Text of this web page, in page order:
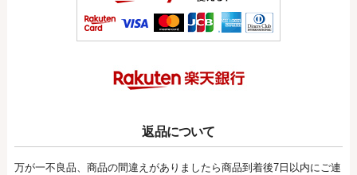
返品について
万が一不良品、商品の間違えがありましたら商品到着後7日以内にご連